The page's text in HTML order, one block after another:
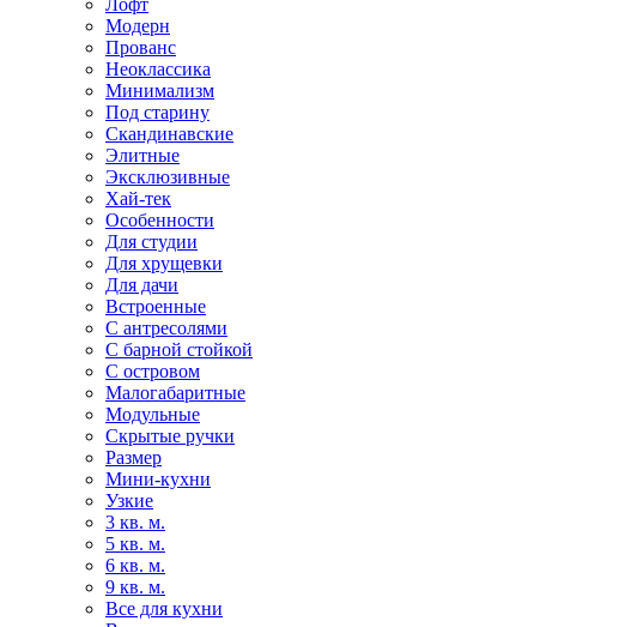
Модерн
Прованс
Неоклассика
Минимализм
Под старину
Скандинавские
Элитные
Эксклюзивные
Хай-тек
Особенности
Для студии
Для хрущевки
Для дачи
Встроенные
С антресолями
С барной стойкой
С островом
Малогабаритные
Модульные
Скрытые ручки
Размер
Мини-кухни
Узкие
3 кв. м.
5 кв. м.
6 кв. м.
9 кв. м.
Все для кухни